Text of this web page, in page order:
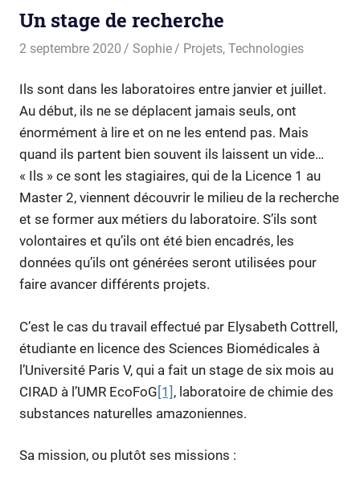
Un stage de recherche
2 septembre 2020 Sophie Projets,Technologies
Ils sont dans les laboratoires entre janvier et juillet.
Au début, ils ne se déplacent jamais seuls, ont
énormément à lire et on ne les entend pas. Mais
quand ils partent bien souvent ils laissent un vide…
« Ils » ce sont les stagiaires, qui de la Licence 1 au
Master 2, viennent découvrir le milieu de la recherche
et se former aux métiers du laboratoire. S’ils sont
volontaires et qu’ils ont été bien encadrés, les
données qu’ils ont générées seront utilisées pour
faire avancer différents projets.
C’est le cas du travail effectué par Elysabeth Cottrell,
étudiante en licence des Sciences Biomédicales à
l’Université Paris V, qui a fait un stage de six mois au
CIRAD à l’UMR EcoFoG[1] , laboratoire de chimie des
substances naturelles amazoniennes.
Sa mission, ou plutôt ses missions :